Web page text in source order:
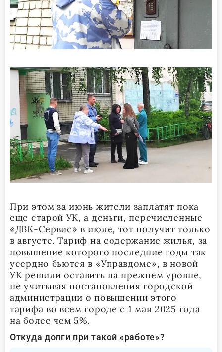
При этом за июнь жители заплатят пока
еще старой УК, а деньги, перечисленные
«ДВК-Сервис» в июле, тот получит только
в августе. Тариф на содержание жилья, за
повышение которого последние годы так
усердно бьются в «Управдоме», в новой
УК решили оставить на прежнем уровне,
не учитывая постановления городской
администрации о повышении этого
тарифа во всем городе с 1 мая 2025 года
на более чем 5%.
Откуда долги при такой «работе»?